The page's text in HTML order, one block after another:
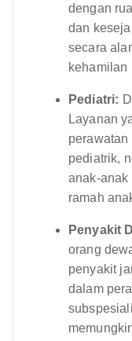
dengan
dan
secara
kehamilan
Pediatri:
Layanan
pediatrik,
anak-anak
ramah
Penyakit
orang
penyakit
dalam